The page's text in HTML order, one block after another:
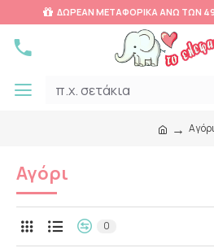
ΔΩΡΕΑΝ ΜΕΤΑΦΟΡΙΚΑ ΑΝΩ ΤΩΝ
Αγόρι
Αγόρι
0